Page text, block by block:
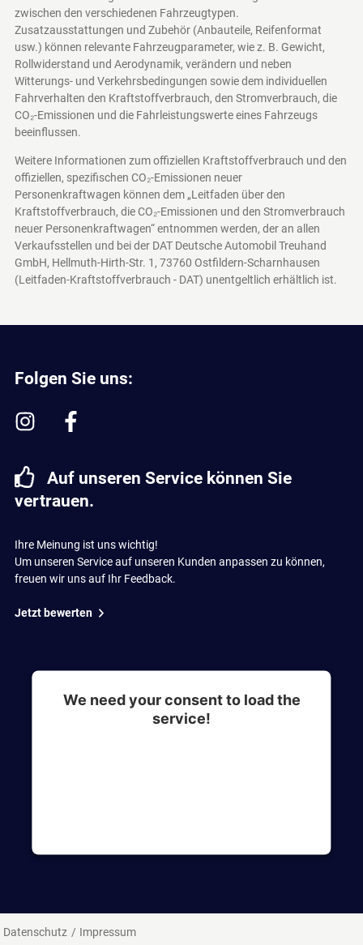
zwischen den verschiedenen Fahrzeugtypen.
Zusatzausstattungen und Zubehör (Anbauteile, Reifenformat
usw.) können relevante Fahrzeugparameter, wie z. B. Gewicht,
Rollwiderstand und Aerodynamik, verändern und neben
Witterungs- und Verkehrsbedingungen sowie dem individuellen
Fahrverhalten den Kraftstoffverbrauch, den Stromverbrauch, die
CO₂-Emissionen und die Fahrleistungswerte eines Fahrzeugs
beeinflussen.
Weitere Informationen zum offiziellen Kraftstoffverbrauch und den
offiziellen, spezifischen CO₂-Emissionen neuer
Personenkraftwagen können dem „Leitfaden über den
Kraftstoffverbrauch, die CO₂-Emissionen und den Stromverbrauch
neuer Personenkraftwagen“ entnommen werden, der an allen
Verkaufsstellen und bei der DAT Deutsche Automobil Treuhand
GmbH, Hellmuth-Hirth-Str. 1, 73760 Ostfildern-Scharnhausen
(Leitfaden-Kraftstoffverbrauch - DAT) unentgeltlich erhältlich ist.
Folgen Sie uns:
Auf unseren Service können Sie
vertrauen.
Ihre Meinung ist uns wichtig!
Um unseren Service auf unseren Kunden anpassen zu können,
freuen wir uns auf Ihr Feedback.
Jetzt bewerten
We need your consent to load the
service!
Datenschutz Impressum